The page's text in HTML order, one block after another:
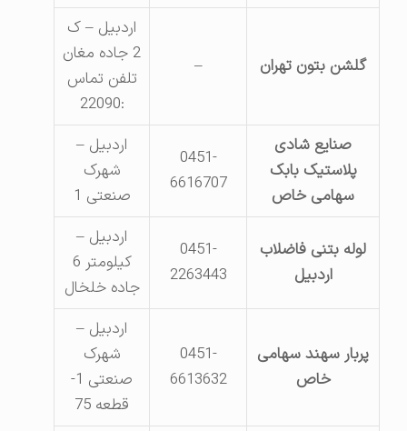
گلشن بتون تهران
اردبیل – ک
2 جاده مغان
تلفن تماس
صنایع شادی
پلاستیک بابک
سهامی خاص
0451-
6616707
اردبیل –
شهرک
صنعتی 1
لوله بتنی فاضلاب
اردبیل
0451-
2263443
اردبیل –
کیلومتر 6
جاده خلخال
پربار سهند سهامی
خاص
0451-
6613632
اردبیل –
شهرک
صنعتی 1-
قطعه 75